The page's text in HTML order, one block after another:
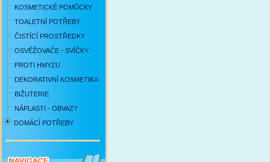
KOSMETICKÉ POMŮCKY
TOALETNÍ POTŘEBY
ČISTÍCÍ PROSTŘEDKY
OSVĚŽOVAČE - SVÍČKY
PROTI HMYZU
DEKORATIVNÍ KOSMETIKA
BIŽUTERIE
NÁPLASTI - OBVAZY
DOMÁCÍ POTŘEBY